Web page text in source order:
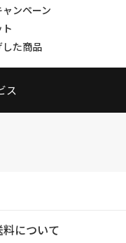
ンペーン
した商品
ス
について